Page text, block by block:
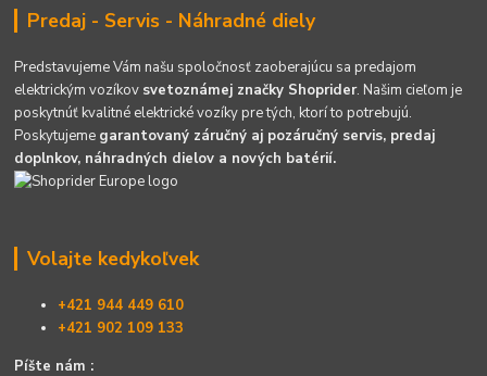
Predaj - Servis - Náhradné diely
Predstavujeme Vám našu spoločnosť zaoberajúcu sa predajom
elektrickým vozíkov svetoznámej značky Shoprider. Našim cieľom je
poskytnúť kvalitné elektrické vozíky pre tých, ktorí to potrebujú.
Poskytujeme garantovaný záručný aj pozáručný servis, predaj
doplnkov, náhradných dielov a nových batérií.
Volajte kedykoľvek
+421 944 449 610
+421 902 109 133
Píšte nám :